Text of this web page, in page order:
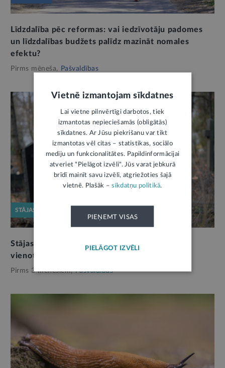
Līdzdalība pēc reformas: vai iedzīvotāju padomes
un līdzdalības budžets palīdz mazināt nomales
efektu?
Pirms mēneša, Pašvaldības
STĀJAS SPĒKĀ
Stājas spēkā jaunais Kapsētu likums: turpmāk
vienots regulējums visām pašvaldībām
Pirms 3 mēnešiem, Pašvaldības
Vietnē izmantojam sīkdatnes
Lai vietne pilnvērtīgi darbotos, tiek
izmantotas nepieciešamās (obligātās)
sīkdatnes. Ar Jūsu piekrišanu var tikt
izmantotas vēl citas – statistikas, sociālo
mediju un funkcionalitātes. Papildinformācijai
atveriet "Pielāgot izvēli". Jūs varat jebkurā
brīdī mainīt savu izvēli, atgriežoties šajā
vietnē. Plašāk –sīkdatņu politikā.
PIEŅEMT VISAS
PIELĀGOT IZVĒLI